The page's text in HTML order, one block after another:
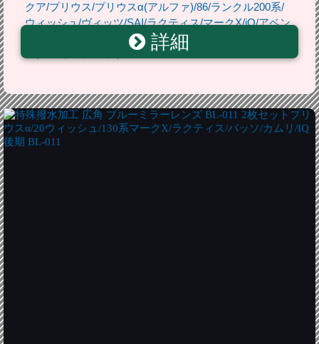
クア/プリウス/プリウスα(アルファ)/86/ランクル200系/
ウィッシュ/ヴィッツ/SAI/ラクティス/マークX/iQ/アベン
シス/カローラ/フィールダー/アクシオ/スバルXV/フォレ
スター/インプレッサ VIZ-SKC-T02ORA
詳細